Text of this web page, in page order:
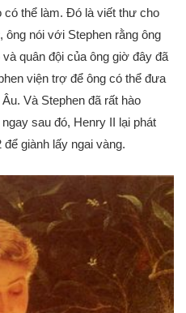
thể làm. Đó là viết thư cho
ông nói với Stephen rằng ông
quân đội của ông giờ đây đã
viện trợ để ông có thể đưa
Và Stephen đã rất hào
sau đó, Henry II lại phát
giành lấy ngai vàng.